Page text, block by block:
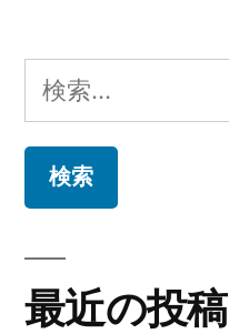
検
索:
最近の投稿